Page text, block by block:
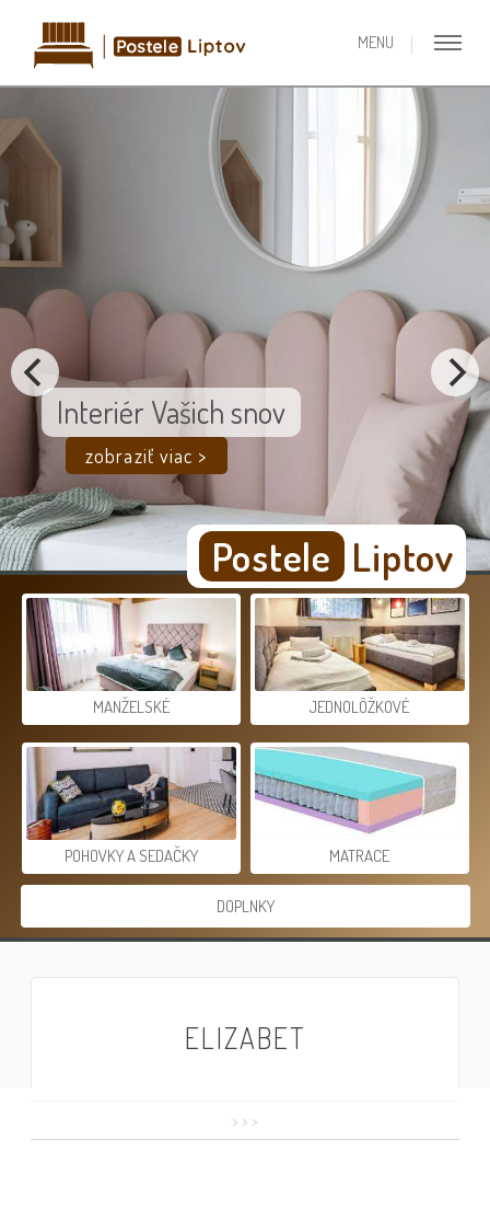
Interiér Vašich snov
zobraziť viac >
Postele Liptov
MANŽELSKÉ JEDNOLÔŽKOVÉ
POHOVKY A SEDAČKY MATRACE
DOPLNKY
ELIZABET
> > >